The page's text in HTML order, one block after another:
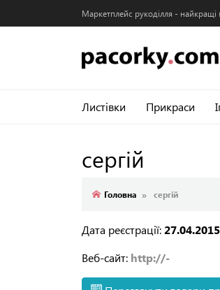
Маркетплейс рукоділля - найкращі
Листівки Прикраси
сергій
Головна сергій
Дата реєстрації:27.04.2015
Веб-сайт: http://-